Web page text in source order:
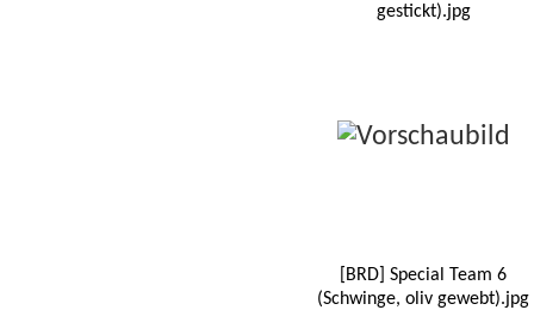
gestickt).jpg
[BRD] Special Team 6
(Schwinge, oliv gewebt).jpg